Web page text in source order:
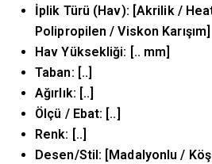
İplik Türü (Hav): [Akrilik /
Polipropilen / Viskon Karışım]
Hav Yüksekliği: [.. mm]
Taban: [..]
Ağırlık: [..]
Ölçü / Ebat: [..]
Renk: [..]
Desen/Stil: [Madalyonlu /